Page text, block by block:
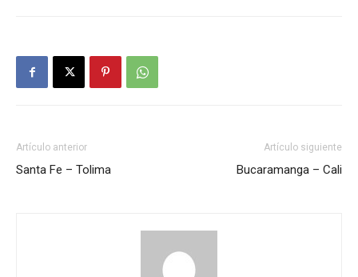
Artículo anterior
Santa Fe – Tolima
Artículo siguiente
Bucaramanga – Cali